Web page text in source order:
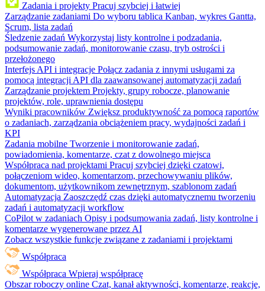
Zadania i projekty Pracuj szybciej i łatwiej
Zarządzanie zadaniami Do wyboru tablica Kanban, wykres Gantta,
Scrum, lista zadań
Śledzenie zadań Wykorzystaj listy kontrolne i podzadania,
podsumowanie zadań, monitorowanie czasu, tryb ostrości i
przełożonego
Interfejs API i integracje Połącz zadania z innymi usługami za
pomocą integracji API dla zaawansowanej automatyzacji zadań
Zarządzanie projektem Projekty, grupy robocze, planowanie
projektów, role, uprawnienia dostępu
Wyniki pracowników Zwiększ produktywność za pomocą raportów
o zadaniach, zarządzania obciążeniem pracy, wydajności zadań i
KPI
Zadania mobilne Tworzenie i monitorowanie zadań,
powiadomienia, komentarze, czat z dowolnego miejsca
Współpraca nad projektami Pracuj szybciej dzięki czatowi,
połączeniom wideo, komentarzom, przechowywaniu plików,
dokumentom, użytkownikom zewnętrznym, szablonom zadań
Automatyzacja Zaoszczędź czas dzięki automatycznemu tworzeniu
zadań i automatyzacji workflow
CoPilot w zadaniach Opisy i podsumowania zadań, listy kontrolne i
komentarze wygenerowane przez AI
Zobacz wszystkie funkcje związane z zadaniami i projektami
Współpraca
Współpraca Wpieraj współpracę
Obszar roboczy online Czat, kanał aktywności, komentarze, reakcje,